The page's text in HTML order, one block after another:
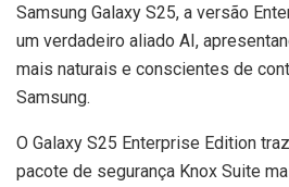
Samsung Galaxy S25, a versão
um verdadeiro aliado AI,
mais naturais e conscientes de
Samsung.
O Galaxy S25 Enterprise Edition
pacote de segurança Knox Suite